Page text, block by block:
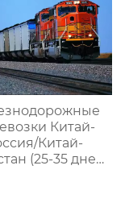
Китай-
Китай-
(25-35 дней)